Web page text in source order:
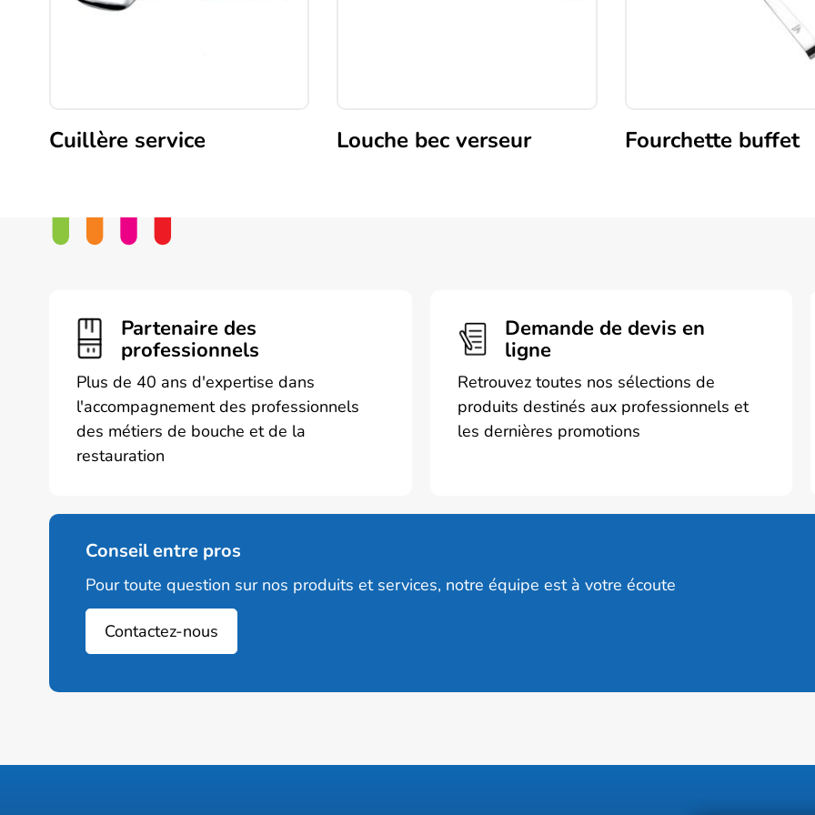
Cuillère service Louche bec verseur Fourchette buffet
Partenaire des
professionnels
Plus de 40 ans d'expertise dans
l'accompagnement des professionnels
des métiers de bouche et de la
restauration
Demande de devis en
ligne
Retrouvez toutes nos sélections de
produits destinés aux professionnels et
les dernières promotions
Conseil entre pros
Pour toute question sur nos produits et services, notre équipe est à votre écoute
Contactez-nous